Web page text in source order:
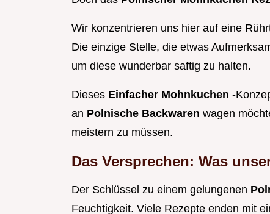
Wir konzentrieren uns hier auf eine
Die einzige Stelle, die etwas
um diese wunderbar saftig zu halten.
Dieses Einfacher Mohnkuchen -
an Polnische Backwaren wagen
meistern zu müssen.
Das Versprechen: Was
Der Schlüssel zu einem gelungenen
Feuchtigkeit. Viele Rezepte enden mit